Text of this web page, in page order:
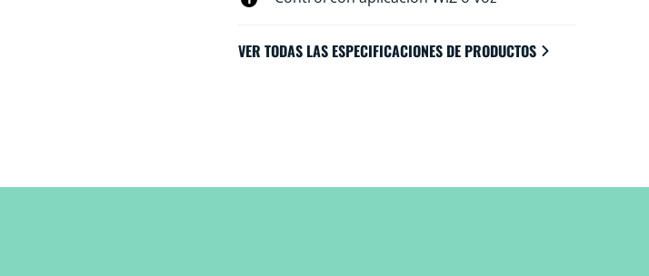
VER TODAS LAS ESPECIFICACIONES DE PRODUCTOS